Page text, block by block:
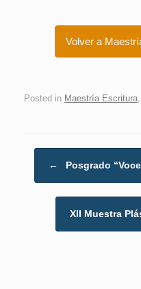
Volver a
Posted in Maestría Escritura
← Posgrado
XII Muestra